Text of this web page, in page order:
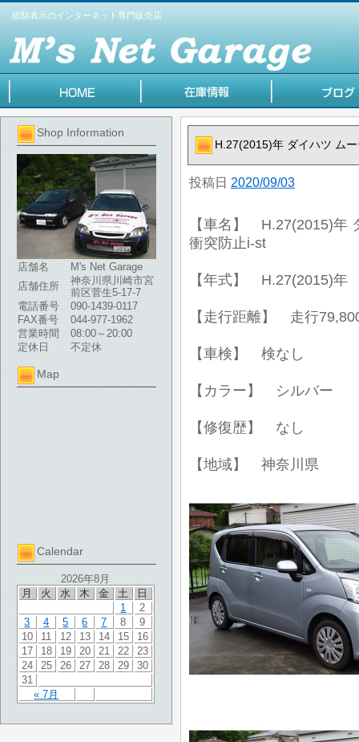
総額表示のインターネット専門販売店
Shop Information
店舗名
M's Net Garage
店舗住所
神奈川県川崎市宮
前区菅生5-17-7
電話番号
090-1439-0117
FAX番号
044-977-1962
営業時間
08:00～20:00
定休日
不定休
Map
Calendar
2026年8月
月
火 水 木 金 土 日
« 7月
1
2
3
4 5 6 7 8
9
10
11 12 13 14 15
16
17
18 19 20 21 22
23
24
25 26 27 28 29
30
31
H.27(2015)年 ダイハツ ム
投稿日 2020/09/03
【車名】 H.27(2015)年
衝突防止i-st
【年式】 H.27(2015)年
【走行距離】 走行
【車検】 検なし
【カラー】 シルバー
【修復歴】 なし
【地域】 神奈川県